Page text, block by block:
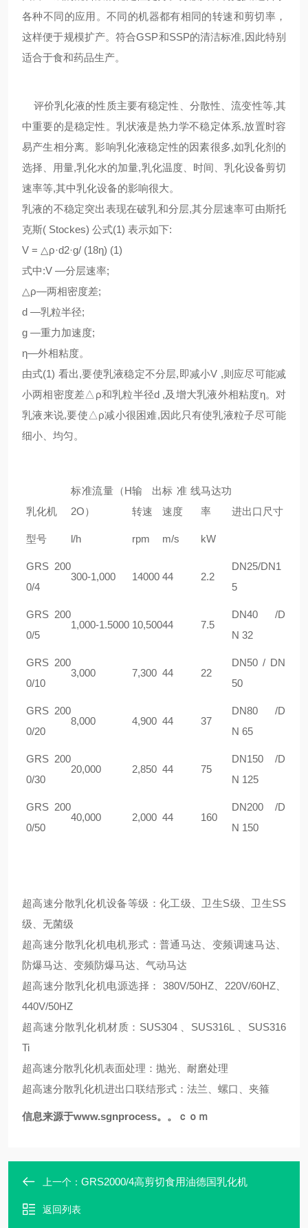
各种不同的应用。不同的机器都有相同的转速和剪切率，
这样便于规模扩产。符合GSP和SSP的清洁标准,因此特别
适合于食和药品生产。
评价乳化液的性质主要有稳定性、分散性、流变性等,其
中重要的是稳定性。乳状液是热力学不稳定体系,放置时容
易产生相分离。影响乳化液稳定性的因素很多,如乳化剂的
选择、用量,乳化水的加量,乳化温度、时间、乳化设备剪切
速率等,其中乳化设备的影响很大。
乳液的不稳定突出表现在破乳和分层,其分层速率可由斯托
克斯( Stockes) 公式(1) 表示如下:
V = △ρ·d2·g/ (18η) (1)
式中:V —分层速率;
△ρ—两相密度差;
d —乳粒半径;
g —重力加速度;
η—外相粘度。
由式(1) 看出,要使乳液稳定不分层,即减小V ,则应尽可能减
小两相密度差△ρ和乳粒半径d ,及增大乳液外相粘度η。对
乳液来说,要使△ρ减小很困难,因此只有使乳液粒子尽可能
细小、均匀。
乳化机
标准流量（H
2O）
输出
转速
标准线
速度
马达功
率
进出口尺寸
型号 l/h rpm m/s kW
GRS 200
0/4
300-1,000 14000 44 2.2
DN25/DN1
5
GRS 200
0/5
1,000-1.5000 10,50044 7.5
DN40 /D
N 32
GRS 200
0/10
3,000 7,300 44 22
DN50 / DN
50
GRS 200
0/20
8,000 4,900 44 37
DN80 /D
N 65
GRS 200
0/30
20,000 2,850 44 75
DN150 /D
N 125
GRS 200
0/50
40,000 2,000 44 160
DN200 /D
N 150
超高速分散乳化机设备等级：化工级、卫生S级、卫生SS
级、无菌级
超高速分散乳化机电机形式：普通马达、变频调速马达、
防爆马达、变频防爆马达、气动马达
超高速分散乳化机电源选择： 380V/50HZ、220V/60HZ、
440V/50HZ
超高速分散乳化机材质：SUS304 、SUS316L 、SUS316
Ti
超高速分散乳化机表面处理：抛光、耐磨处理
超高速分散乳化机进出口联结形式：法兰、螺口、夹箍
信息来源于www.sgnprocess。。ｃｏｍ
上一个： GRS2000/4高剪切食用油德国乳化机
返回列表